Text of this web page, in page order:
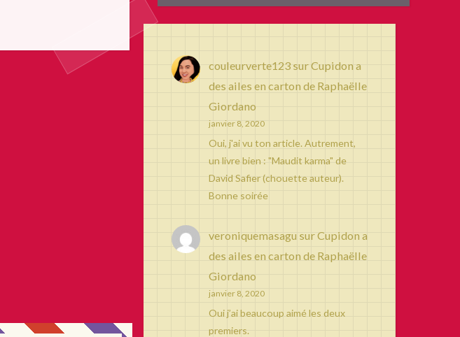
couleurverte123surCupidon a
des ailes en carton de Raphaëlle
Giordano
janvier 8, 2020
Oui, j'ai vu ton article. Autrement,
un livre bien : "Maudit karma" de
David Safier (chouette auteur).
Bonne soirée
veroniquemasagu surCupidon a
des ailes en carton de Raphaëlle
Giordano
janvier 8, 2020
Oui j’ai beaucoup aimé les deux
premiers.